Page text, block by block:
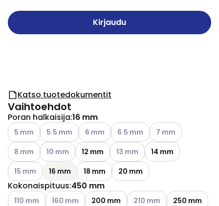
Kirjaudu
Katso tuotedokumentit
Vaihtoehdot
Poran halkaisija:16 mm
Katso käytettävissä olevat vaihtoehdot
5 mm Katso käytettävissä olevat vaihtoehdot
5.5 mm Katso käytettävissä olevat vaihtoehdot
6 mm Katso käytettävissä olevat
6.5 mm Katso
7 mm
Katso käytettävissä olevat vaihtoehdot
8 mm Katso käytettävissä olevat vaihtoehdot
10 mm 12 mm Katso käytettävissä olevat
13 mm
14 mm
Katso käytettävissä olevat vaihtoehdot
15 mm 16 mm 18 mm 20 mm
Kokonaispituus:450 mm
Katso käytettävissä olevat vaihtoehdot
110 mm Katso käytettävissä olevat vaihtoehdot
160 mm 200 mm Katso käytettävissä
210 mm
250 mm